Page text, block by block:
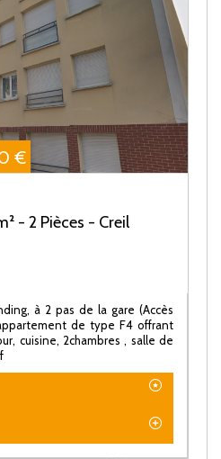
€
- 2 Pièces - Creil
à 2 pas de la gare (Accès
de type F4 offrant
cuisine, 2chambres , salle de